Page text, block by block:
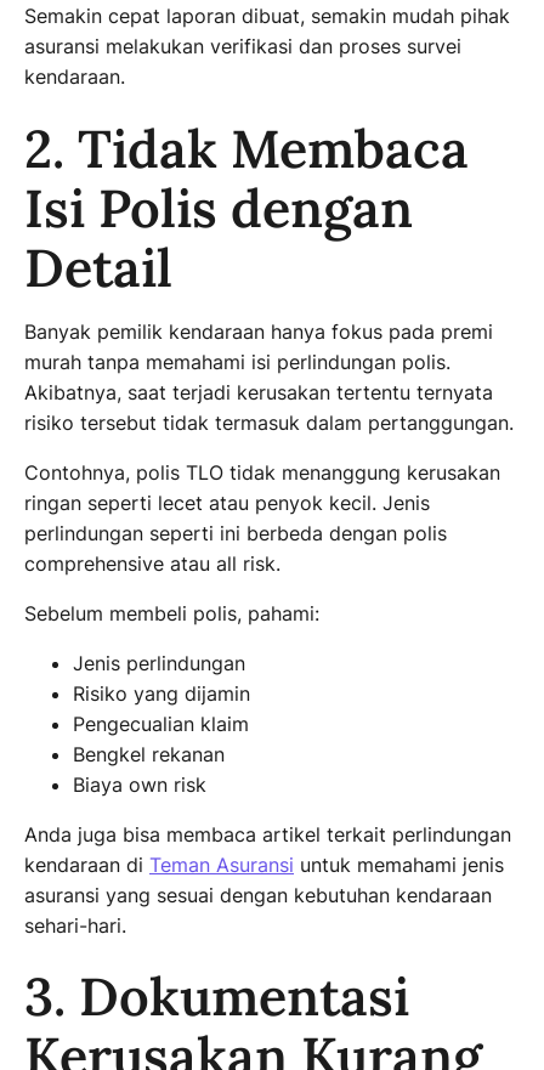
Semakin cepat laporan dibuat, semakin mudah pihak
asuransi melakukan verifikasi dan proses survei
kendaraan.
2. Tidak Membaca
Isi Polis dengan
Detail
Banyak pemilik kendaraan hanya fokus pada premi
murah tanpa memahami isi perlindungan polis.
Akibatnya, saat terjadi kerusakan tertentu ternyata
risiko tersebut tidak termasuk dalam pertanggungan.
Contohnya, polis TLO tidak menanggung kerusakan
ringan seperti lecet atau penyok kecil. Jenis
perlindungan seperti ini berbeda dengan polis
comprehensive atau all risk.
Sebelum membeli polis, pahami:
Jenis perlindungan
Risiko yang dijamin
Pengecualian klaim
Bengkel rekanan
Biaya own risk
Anda juga bisa membaca artikel terkait perlindungan
kendaraan di Teman Asuransi untuk memahami jenis
asuransi yang sesuai dengan kebutuhan kendaraan
sehari-hari.
3. Dokumentasi
Kerusakan Kurang